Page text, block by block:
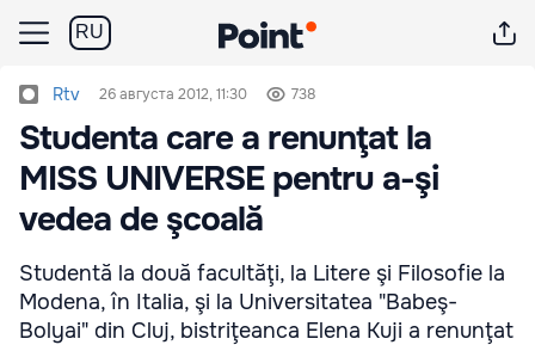
RU
Rtv 26 августа 2012, 11:30 738
Studenta care a renunţat la
MISS UNIVERSE pentru a-şi
vedea de şcoală
Studentă la două facultăţi, la Litere şi Filosofie la
Modena, în Italia, şi la Universitatea "Babeş-
Bolyai" din Cluj, bistriţeanca Elena Kuji a renunţat